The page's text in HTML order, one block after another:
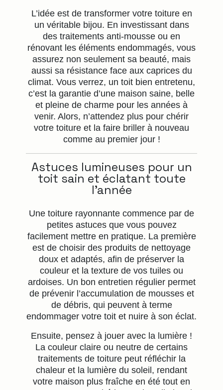
L’idée est de transformer votre toiture en
un véritable bijou. En investissant dans
des traitements anti-mousse ou en
rénovant les éléments endommagés, vous
assurez non seulement sa beauté, mais
aussi sa résistance face aux caprices du
climat. Vous verrez, un toit bien entretenu,
c’est la garantie d’une maison saine, belle
et pleine de charme pour les années à
venir. Alors, n’attendez plus pour chérir
votre toiture et la faire briller à nouveau
comme au premier jour !
Astuces lumineuses pour un
toit sain et éclatant toute
l’année
Une toiture rayonnante commence par de
petites astuces que vous pouvez
facilement mettre en pratique. La première
est de choisir des produits de nettoyage
doux et adaptés, afin de préserver la
couleur et la texture de vos tuiles ou
ardoises. Un bon entretien régulier permet
de prévenir l’accumulation de mousses et
de débris, qui peuvent à terme
endommager votre toit et nuire à son éclat.
Ensuite, pensez à jouer avec la lumière !
La couleur claire ou neutre de certains
traitements de toiture peut réfléchir la
chaleur et la lumière du soleil, rendant
votre maison plus fraîche en été tout en